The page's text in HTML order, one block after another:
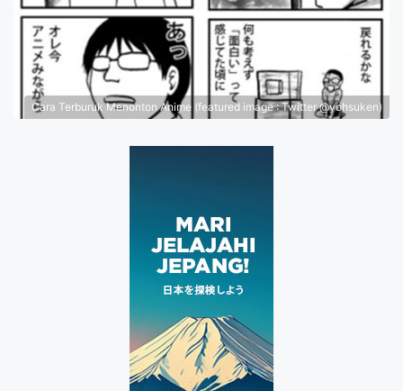
Cara Terburuk Menonton Anime (featured image : Twitter @yohsuken)